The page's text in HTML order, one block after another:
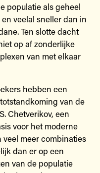
populatie als geheel
veelal sneller dan in
Ten slotte dacht
op af zonderlijke
van met elkaar
hebben een
van de
Chetverikov, een
voor het moderne
veel meer combinaties
dan er op een
van de populatie